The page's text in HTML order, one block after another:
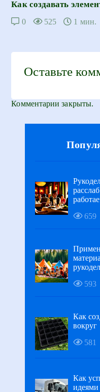
Как создавать
0 525 1 мин.
Оставьте
Комментарии закрыты.
659
593
Как
вокруг
581
Как